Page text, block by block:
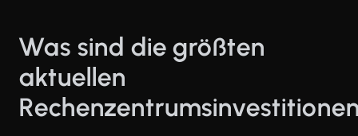
Was sind die größten
aktuellen